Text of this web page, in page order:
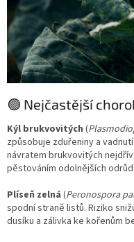
🟢 Nejčastější
Kýl brukvovitých (
způsobuje zduřeniny a
návratem brukvovitých
pěstováním odolnějších odrůd.
Plíseň zelná (Peronospora
spodní straně listů. Riziko
dusíku a zálivka ke kořenům